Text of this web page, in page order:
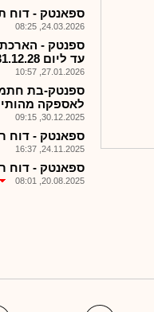
ספאנטק - דוח
24.03.2026, 08:25
ספנטק -
עד ליום 31.12.28, פרטים
27.01.2026, 10:57
ספנטק-בת
לאספקה
30.12.2025, 09:15
ספאנטק - דוח רבעון 3
24.11.2025, 16:37
ספאנטק - דוח רבעון /2חצי
20.08.2025, 08:01